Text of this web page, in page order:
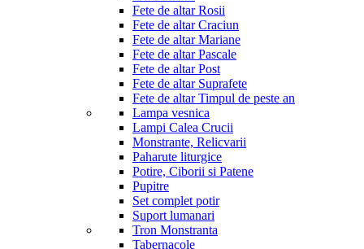
Fete de altar Rosii
Fete de altar Craciun
Fete de altar Mariane
Fete de altar Pascale
Fete de altar Post
Fete de altar Suprafete
Fete de altar Timpul de peste an
Lampa vesnica
Lampi Calea Crucii
Monstrante, Relicvarii
Paharute liturgice
Potire, Ciborii si Patene
Pupitre
Set complet potir
Suport lumanari
Tron Monstranta
Tabernacole